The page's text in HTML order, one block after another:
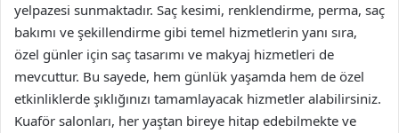
yelpazesi sunmaktadır. Saç kesimi, renklendirme, perma, saç
bakımı ve şekillendirme gibi temel hizmetlerin yanı sıra,
özel günler için saç tasarımı ve makyaj hizmetleri de
mevcuttur. Bu sayede, hem günlük yaşamda hem de özel
etkinliklerde şıklığınızı tamamlayacak hizmetler alabilirsiniz.
Kuaför salonları, her yaştan bireye hitap edebilmekte ve